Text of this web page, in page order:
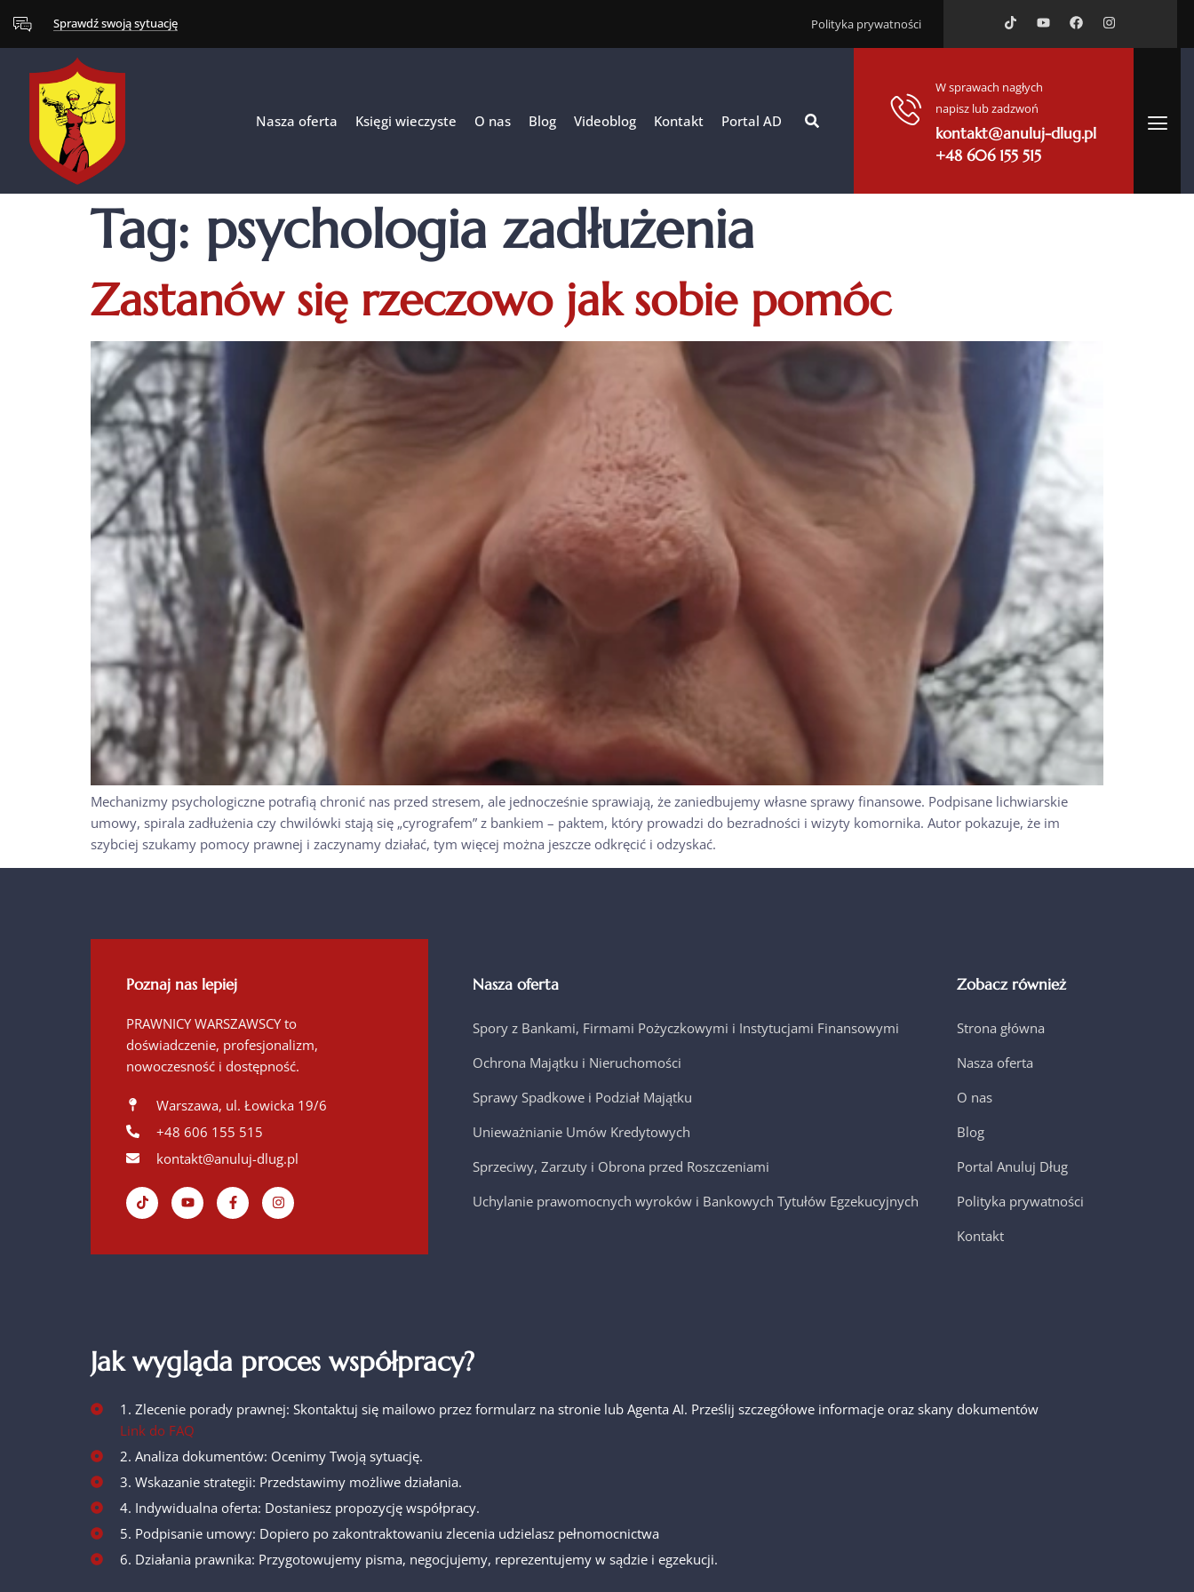
Sprawdź swoją sytuację Polityka prywatności
Nasza oferta Księgi wieczyste O nas Blog Videoblog Kontakt Portal AD
W sprawach nagłych
napisz lub zadzwoń
kontakt@anuluj-dlug.pl
+48 606 155 515
Tag: psychologia zadłużenia
Zastanów się rzeczowo jak sobie pomóc
Mechanizmy psychologiczne potrafią chronić nas przed stresem, ale jednocześnie sprawiają, że zaniedbujemy własne sprawy finansowe. Podpisane lichwiarskie
umowy, spirala zadłużenia czy chwilówki stają się „cyrografem” z bankiem – paktem, który prowadzi do bezradności i wizyty komornika. Autor pokazuje, że im
szybciej szukamy pomocy prawnej i zaczynamy działać, tym więcej można jeszcze odkręcić i odzyskać.
Poznaj nas lepiej
PRAWNICY WARSZAWSCY to
doświadczenie, profesjonalizm,
nowoczesność i dostępność.
Warszawa, ul. Łowicka 19/6
+48 606 155 515
kontakt@anuluj-dlug.pl
Nasza oferta
Spory z Bankami, Firmami Pożyczkowymi i Instytucjami Finansowymi
Ochrona Majątku i Nieruchomości
Sprawy Spadkowe i Podział Majątku
Unieważnianie Umów Kredytowych
Sprzeciwy, Zarzuty i Obrona przed Roszczeniami
Uchylanie prawomocnych wyroków i Bankowych Tytułów Egzekucyjnych
Zobacz również
Strona główna
Nasza oferta
O nas
Blog
Portal Anuluj Dług
Polityka prywatności
Kontakt
Jak wygląda proces współpracy?
1. Zlecenie porady prawnej: Skontaktuj się mailowo przez formularz na stronie lub Agenta AI. Prześlij szczegółowe informacje oraz skany dokumentów
Link do FAQ
2. Analiza dokumentów: Ocenimy Twoją sytuację.
3. Wskazanie strategii: Przedstawimy możliwe działania.
4. Indywidualna oferta: Dostaniesz propozycję współpracy.
5. Podpisanie umowy: Dopiero po zakontraktowaniu zlecenia udzielasz pełnomocnictwa
6. Działania prawnika: Przygotowujemy pisma, negocjujemy, reprezentujemy w sądzie i egzekucji.